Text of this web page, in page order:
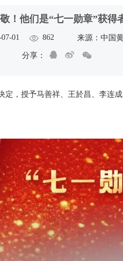
！他们是“七一勋章”获得
01 862 来源：中国
分享：
定，授予马善祥、王於昌、李连